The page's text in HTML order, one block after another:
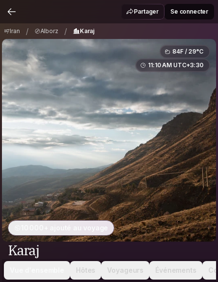
Partager Se connecter
Iran / Alborz / Karaj
84F / 29°C
11:10 AM UTC+3:30
10 000+ ajouté au voyage
Karaj
Hôtes Voyageurs Événements